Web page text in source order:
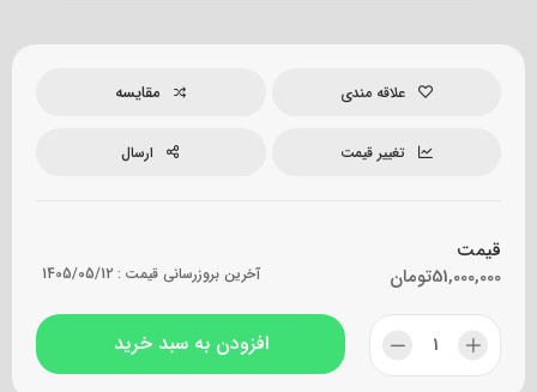
علاقه مندی مقایسه
تغییر قیمت ارسال
قیمت
تومان51,000,000 آخرین بروزرسانی قیمت : 1405/05/12
افزودن به سبد خرید